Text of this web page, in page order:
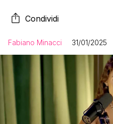
Condividi
Fabiano Minacci 31/01/2025